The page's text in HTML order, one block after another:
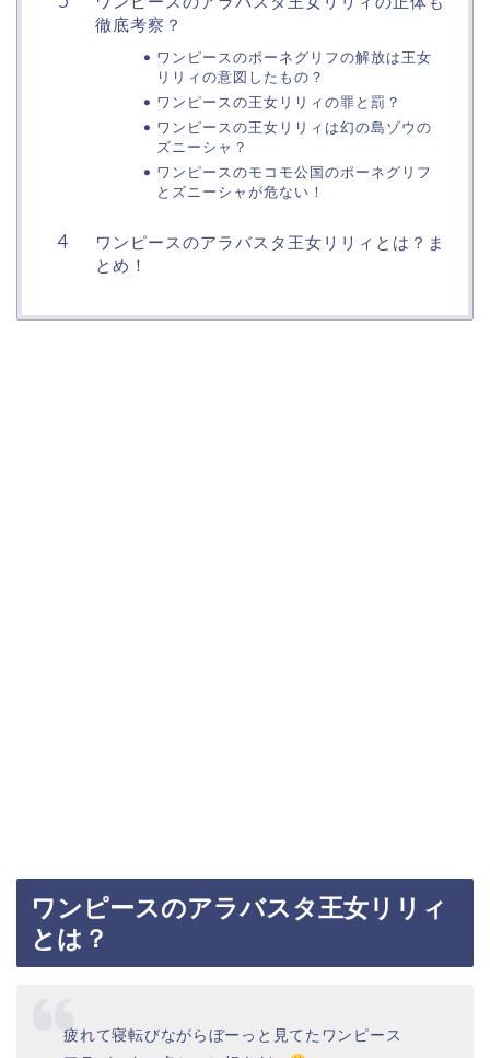
徹底考察？
ワンピースのポーネグリフの解放は王女
リリィの意図したもの？
ワンピースの王女リリィの罪と罰？
ワンピースの王女リリィは幻の島ゾウの
ズニーシャ？
ワンピースのモコモ公国のポーネグリフ
とズニーシャが危ない！
ワンピースのアラバスタ王女リリィとは？ま
とめ！
ワンピースのアラバスタ王女リリィ
とは？
疲れて寝転びながらぼーっと見てたワンピース